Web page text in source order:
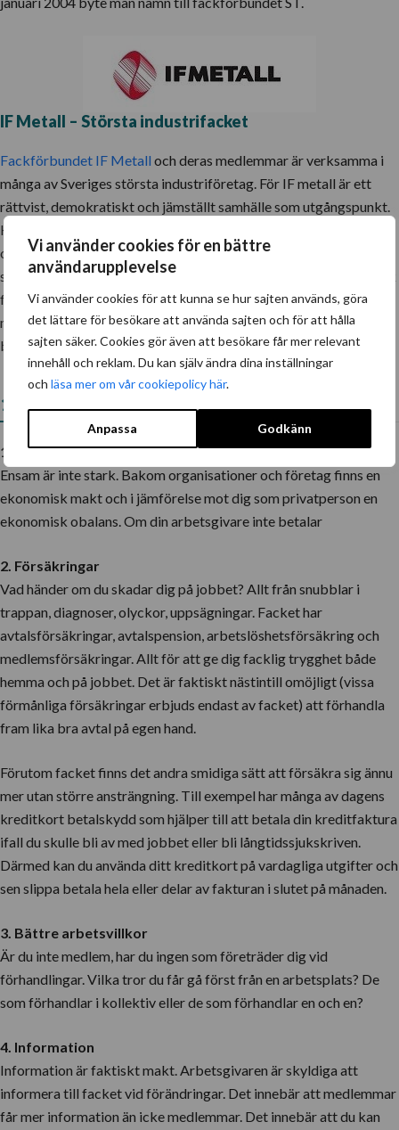
Vi använder cookies för en bättre
användarupplevelse
Vi använder cookies för att kunna se hur sajten används, göra
det lättare för besökare att använda sajten och för att hålla
sajten säker. Cookies gör även att besökare får mer relevant
innehåll och reklam. Du kan själv ändra dina inställningar
och läsa mer om vår cookiepolicy här.
Anpassa Godkänn
IF Metall – Största industrifacket
Fackförbundet IF Metall och deras medlemmar är verksamma i
många av Sveriges största industriföretag. För IF metall är ett
rättvist, demokratiskt och jämställt samhälle som utgångspunkt.
Kollektivavtal är centralt i IF Metalls arbete för sina medlemmar
och ingen som är fackligt ansluten skall ha sämre villkor än vad
som finns överenskommet i kollektivavtalen. IF Metall är en stark
facklig organisation med ursprung i industrifacket och
metallindustriarbetarförbundet som båda har en lång och
betydande historia för de arbetsvillkoren vi har i Sverige idag.
12 anledningar att gå med i facket
1. Din försäkring och arbetstrygghet
Ensam är inte stark. Bakom organisationer och företag finns en
ekonomisk makt och i jämförelse mot dig som privatperson en
ekonomisk obalans. Om din arbetsgivare inte betalar
2. Försäkringar
Vad händer om du skadar dig på jobbet? Allt från snubblar i
trappan, diagnoser, olyckor, uppsägningar. Facket har
avtalsförsäkringar, avtalspension, arbetslöshetsförsäkring och
medlemsförsäkringar. Allt för att ge dig facklig trygghet både
hemma och på jobbet. Det är faktiskt nästintill omöjligt (vissa
förmånliga försäkringar erbjuds endast av facket) att förhandla
fram lika bra avtal på egen hand.
Förutom facket finns det andra smidiga sätt att försäkra sig ännu
mer utan större ansträngning. Till exempel har många av dagens
kreditkort betalskydd som hjälper till att betala din kreditfaktura
ifall du skulle bli av med jobbet eller bli långtidssjukskriven.
Därmed kan du använda ditt kreditkort på vardagliga utgifter och
sen slippa betala hela eller delar av fakturan i slutet på månaden.
3. Bättre arbetsvillkor
Är du inte medlem, har du ingen som företräder dig vid
förhandlingar. Vilka tror du får gå först från en arbetsplats? De
som förhandlar i kollektiv eller de som förhandlar en och en?
4. Information
Information är faktiskt makt. Arbetsgivaren är skyldiga att
informera till facket vid förändringar. Det innebär att medlemmar
får mer information än icke medlemmar. Det innebär att du kan